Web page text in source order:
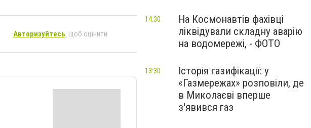
Авторизуйтесь, щоб оцінити
На Космонавтів фахівці
ліквідували складну аварію
на водомережі, - ФОТО
14:30
Історія газифікації: у
«Газмережах» розповіли, де
в Миколаєві вперше
з'явився газ
13:30